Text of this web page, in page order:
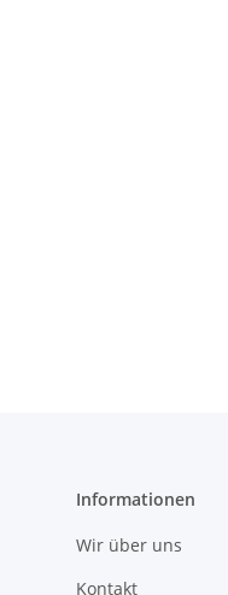
Informationen
Wir über uns
Kontakt